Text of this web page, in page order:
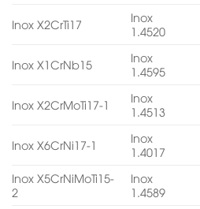
Inox X2CrTi17
Inox
1.4520
Inox X1CrNb15
Inox
1.4595
Inox X2CrMoTi17-1
Inox
1.4513
Inox X6CrNi17-1
Inox
1.4017
Inox X5CrNiMoTi15-
2
Inox
1.4589